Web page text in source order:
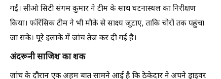
गईं। सीओ सिटी संगम कुमार ने टीम के साथ घटनास्थल का निरीक्षण
किया। फॉरेंसिक टीम ने भी मौके से साक्ष्य जुटाए, ताकि चोरों तक पहुंचा
जा सके। पूरे इलाके में जांच तेज कर दी गई है।
अंदरूनी साजिश का शक
जांच के दौरान एक अहम बात सामने आई है कि ठेकेदार ने अपने ड्राइवर